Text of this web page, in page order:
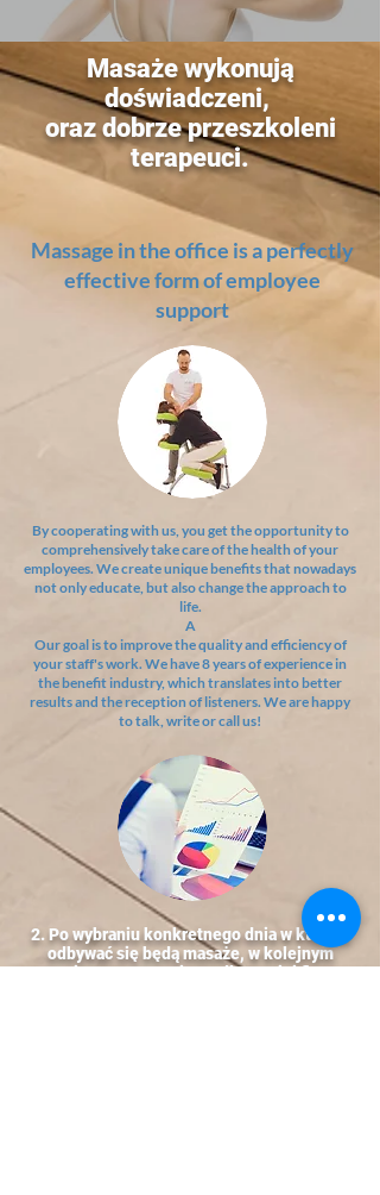
Masaże wykonują
doświadczeni,
oraz dobrze przeszkoleni
terapeuci.
Massage in the office is a perfectly
effective form of employee
support
By cooperating with us, you get the opportunity to
comprehensively take care of the health of your
employees. We create unique benefits that nowadays
not only educate, but also change the approach to
life.
A
Our goal is to improve the quality and efficiency of
your staff's work. We have 8 years of experience in
the benefit industry, which translates into better
results and the reception of listeners. We are happy
to talk, write or call us!
2. Po wybraniu konkretnego dnia w którym
odbywać się będą masaże, w kolejnym
etapie przygotowujemy dla Twojej firmy